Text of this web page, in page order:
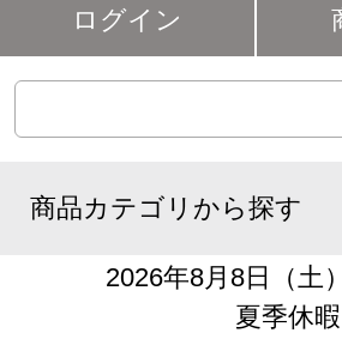
ログイン
商品カテゴリから探す
2026年8月8日（土
夏季休